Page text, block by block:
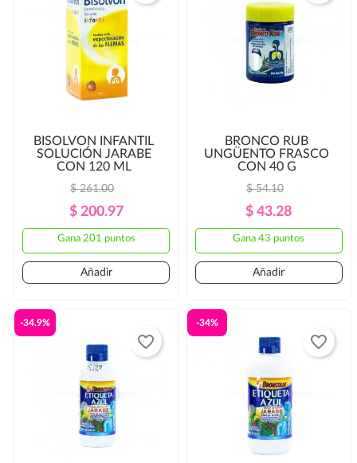
BISOLVON INFANTIL
SOLUCIÓN JARABE
CON 120 ML
Precio
Regular
$ 261.00
Precio
$ 200.97
Gana 201 puntos
Añadir
BRONCO RUB
UNGÜENTO FRASCO
CON 40 G
Precio
Regular
$ 54.10
Precio
$ 43.28
Gana 43 puntos
Añadir
-34.9%
favorite_border
-34%
favorite_border